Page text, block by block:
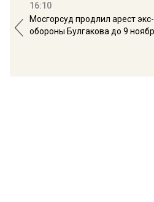
16:10
Мосгорсуд продлил арест
обороны Булгакова до 9